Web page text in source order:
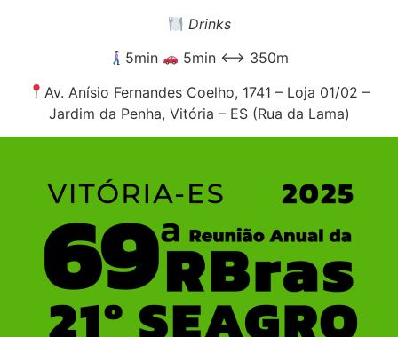
Drinks
5min
5min ⟷ 350m
Av. Anísio Fernandes Coelho, 1741 – Loja 01/02 –
Jardim da Penha, Vitória – ES (Rua da Lama)